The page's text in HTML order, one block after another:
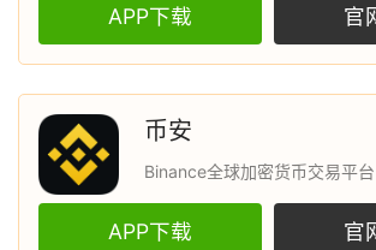
APP下载 官
币安
Binance全球加密货币交易平台
APP下载 官